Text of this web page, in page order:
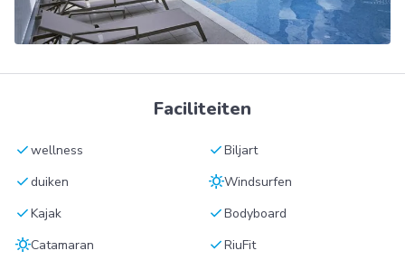
Faciliteiten
checkwellness checkBiljart
checkduiken sunnyWindsurfen
checkKajak checkBodyboard
sunnyCatamaran checkRiuFit